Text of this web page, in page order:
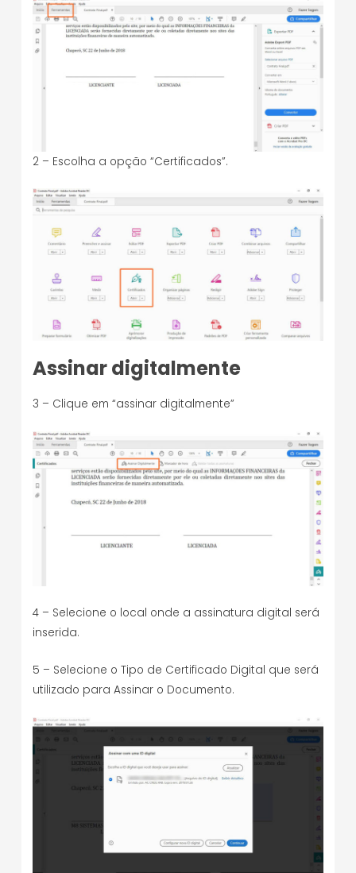
2 – Escolha a opção “Certificados”.
Assinar digitalmente
3 – Clique em “assinar digitalmente”
4 – Selecione o local onde a assinatura digital será
inserida.
5 – Selecione o Tipo de Certificado Digital que será
utilizado para Assinar o Documento.